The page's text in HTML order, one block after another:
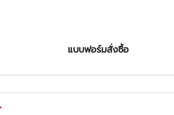
แบบฟอร์มสั่งซื้อ